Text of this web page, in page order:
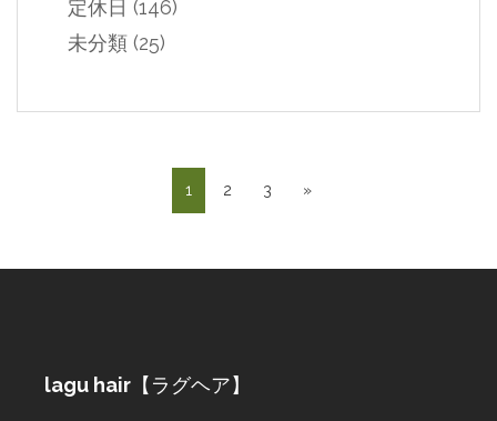
定休日 (146)
未分類 (25)
1 2 3 »
lagu hair 【ラグヘア】